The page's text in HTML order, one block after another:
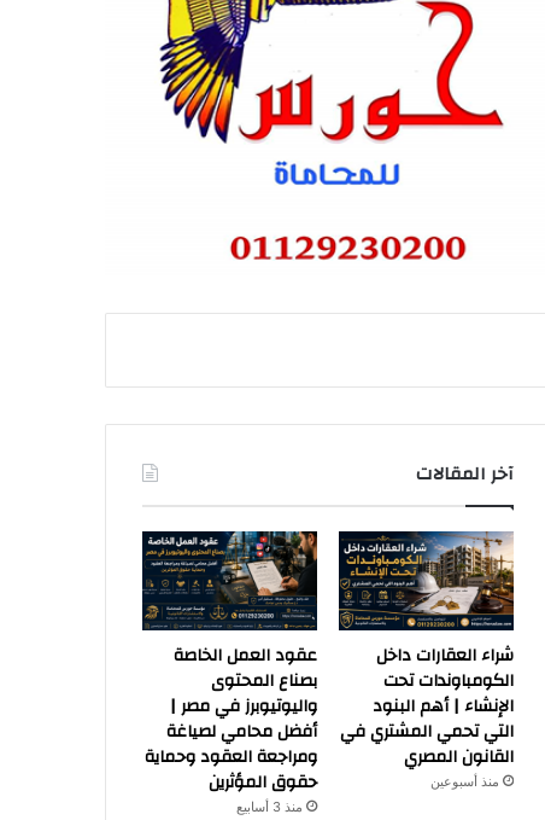
آخر المقالات
شراء العقارات داخل
الكومباوندات تحت
الإنشاء | أهم البنود
التي تحمي المشتري في
القانون المصري
منذ أسبوعين
عقود العمل الخاصة
بصناع المحتوى
واليوتيوبرز في مصر |
أفضل محامي لصياغة
ومراجعة العقود وحماية
حقوق المؤثرين
منذ 3 أسابيع